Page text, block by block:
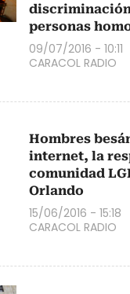
personas
09/07/2016 - 10:11
CARACOL RADIO
Hombres
internet, la
comunidad
Orlando
15/06/2016 - 15:18
CARACOL RADIO